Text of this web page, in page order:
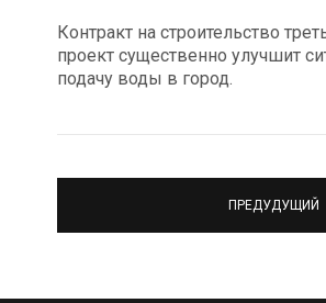
Контракт на строительство
проект существенно улучшит
подачу воды в город.
ПРЕДУДУЩИЙ